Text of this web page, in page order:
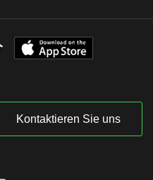
Kontaktieren Sie uns